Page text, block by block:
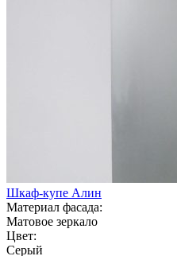
Шкаф-купе Алин
Материал фасада:
Матовое зеркало
Цвет:
Серый